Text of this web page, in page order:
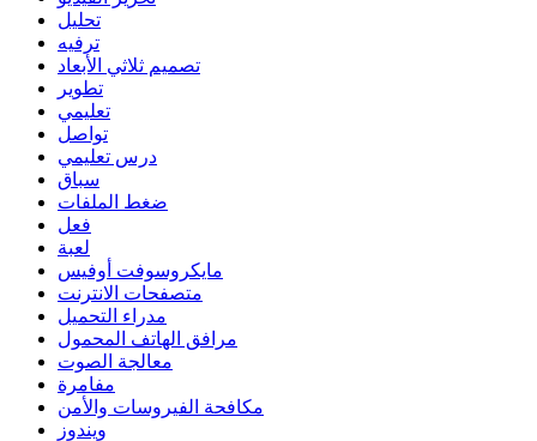
تحليل
ترفيه
تصميم ثلاثي الأبعاد
تطوير
تعليمي
تواصل
درس تعليمي
سباق
ضغط الملفات
فعل
لعبة
مايكروسوفت أوفيس
متصفحات الانترنت
مدراء التحميل
مرافق الهاتف المحمول
معالجة الصوت
مفامرة
مكافحة الفيروسات والأمن
ويندوز